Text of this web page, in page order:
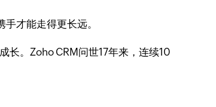
才能走得更长远。
长。Zoho CRM问世17年来，连续10